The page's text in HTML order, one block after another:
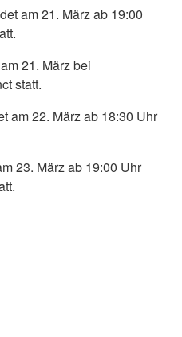
am 21. März ab 19:00
21. März bei
statt.
am 22. März ab 18:30 Uhr
23. März ab 19:00 Uhr